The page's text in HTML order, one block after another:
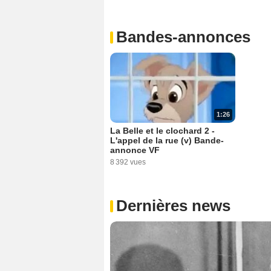
Bandes-annonces
1:26
La Belle et le clochard 2 -
L'appel de la rue (v) Bande-
annonce VF
8 392 vues
Dernières news